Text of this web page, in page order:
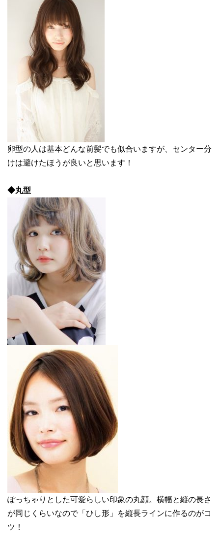
卵型の人は基本どんな前髪でも似合いますが、センター分
けは避けたほうが良いと思います！
◆丸型
ぽっちゃりとした可愛らしい印象の丸顔。横幅と縦の長さ
が同じくらいなので「ひし形」を縦長ラインに作るのがコ
ツ！